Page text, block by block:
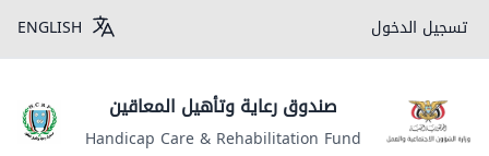
تسجيل الدخول ENGLISH
صندوق رعاية وتأهيل المعاقين
Handicap Care & Rehabilitation Fund